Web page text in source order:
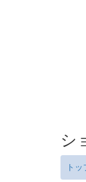
シ
ト